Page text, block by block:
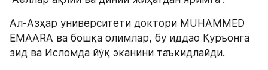
Aл-Азҳар университети доктори MUHAMMED
EMAARA ва бошқа олимлар, бу иддао Қуръонга
зид ва Исломда йўқ эканини таъкидлайди.